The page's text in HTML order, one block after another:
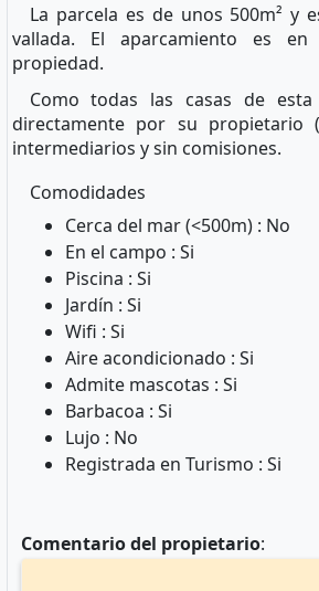
La parcela es de unos 500m² y
vallada. El aparcamiento es
propiedad.
Como todas las casas de
directamente por su propietario
intermediarios y sin comisiones.
Comodidades
Cerca del mar (<500m) : No
En el campo : Si
Piscina : Si
Jardín : Si
Wifi : Si
Aire acondicionado : Si
Admite mascotas : Si
Barbacoa : Si
Lujo : No
Registrada en Turismo : Si
Comentario del propietario: